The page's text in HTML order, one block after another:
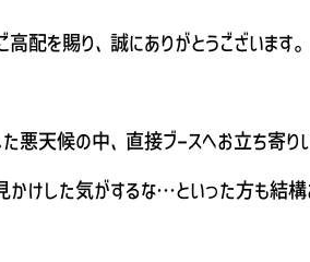
配を賜り、誠にありがとうございます。
た悪天候の中、直接ブースへお立ち寄
かけした気がするな…といった方も結構